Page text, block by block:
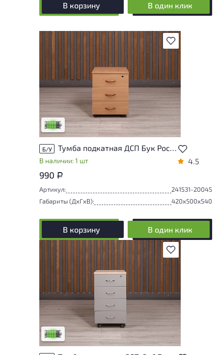
В корзину В один клик
В избранное
У товара присутствуют незначительные
следы эксплуатации, не влияющие на
удобство его использования
Низкая степень износа
Б/У Тумба подкатная ДСП Бук Россия
В наличии: 1 шт 4.5
990 Р
Артикул:
241531-20045
Габариты (ДxГxВ):
420x500x540
В корзину В один клик
В избранное
У товара присутствуют незначительные
следы эксплуатации, не влияющие на
удобство его использования
Низкая степень износа